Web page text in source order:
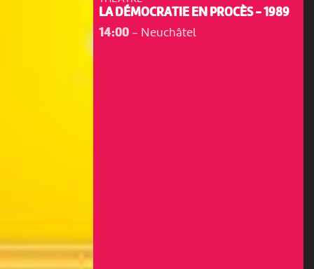
LA DÉMOCRATIE EN PROCÈS - 1989
14:00- Neuchâtel